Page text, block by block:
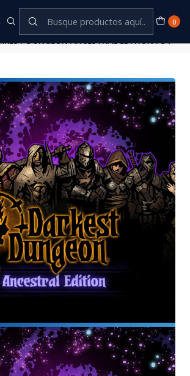
0
DUNGEON ANCESTRAL EDITION PS4